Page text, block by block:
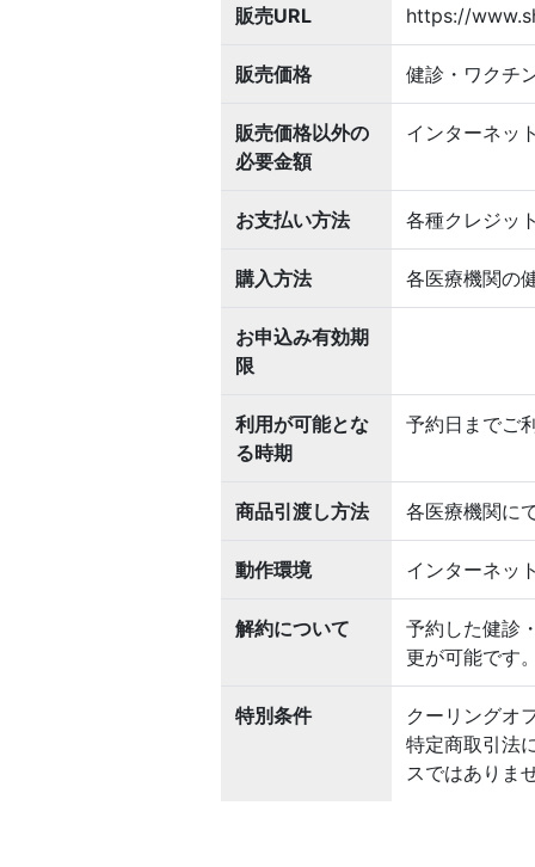
販売URL https://
販売価格 健診・ワクチ
販売価格以外の
必要金額
インターネッ
お支払い方法 各種クレジッ
購入方法 各医療機関の
お申込み有効期
限
利用が可能とな
る時期
予約日までご
商品引渡し方法 各医療機関に
動作環境 インターネッ
解約について
予約した健診
更が可能です
特別条件
クーリングオ
特定商取引法
スではありま